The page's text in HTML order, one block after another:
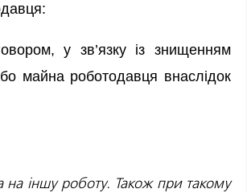
у зв’язку із знищенням
майна роботодавця внаслідок
на іншу роботу. Також при такому